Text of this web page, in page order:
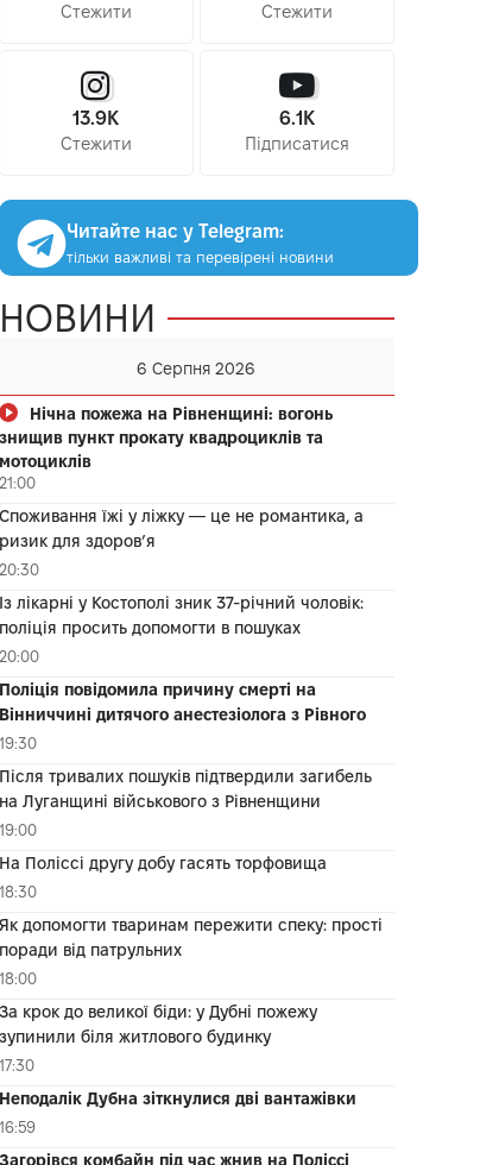
Стежити Стежити
13.9K
Стежити
6.1K
Підписатися
Читайте нас у Telegram:
тільки важливі та перевірені новини
НОВИНИ
6 Серпня 2026
Нічна пожежа на Рівненщині: вогонь
знищив пункт прокату квадроциклів та
мотоциклів
21:00
Споживання їжі у ліжку — це не романтика, а
ризик для здоров’я
20:30
Із лікарні у Костополі зник 37-річний чоловік:
поліція просить допомогти в пошуках
20:00
Поліція повідомила причину смерті на
Вінниччині дитячого анестезіолога з Рівного
19:30
Після тривалих пошуків підтвердили загибель
на Луганщині військового з Рівненщини
19:00
На Поліссі другу добу гасять торфовища
18:30
Як допомогти тваринам пережити спеку: прості
поради від патрульних
18:00
За крок до великої біди: у Дубні пожежу
зупинили біля житлового будинку
17:30
Неподалік Дубна зіткнулися дві вантажівки
16:59
Загорівся комбайн під час жнив на Поліссі